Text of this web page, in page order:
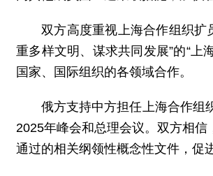
双方高度重视上海合作组织扩
重多样文明、谋求共同发展”的“上
国家、国际组织的各领域合作。
俄方支持中方担任上海合作组
2025年峰会和总理会议。双方相
通过的相关纲领性概念性文件，促